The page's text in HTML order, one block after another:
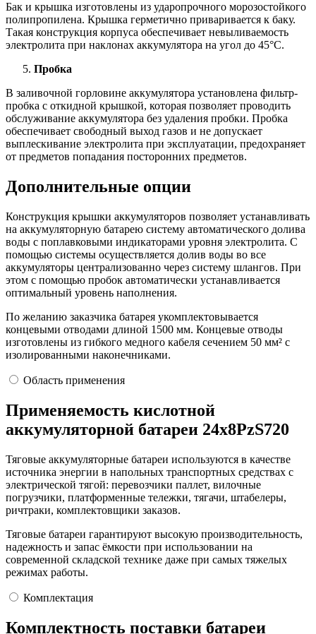
Бак и крышка изготовлены из ударопрочного морозостойкого
полипропилена. Крышка герметично приваривается к баку.
Такая конструкция корпуса обеспечивает невыливаемость
электролита при наклонах аккумулятора на угол до 45°С.
Пробка
В заливочной горловине аккумулятора установлена фильтр-
пробка с откидной крышкой, которая позволяет проводить
обслуживание аккумулятора без удаления пробки. Пробка
обеспечивает свободный выход газов и не допускает
выплескивание электролита при эксплуатации, предохраняет
от предметов попадания посторонних предметов.
Дополнительные опции
Конструкция крышки аккумуляторов позволяет устанавливать
на аккумуляторную батарею систему автоматического долива
воды с поплавковыми индикаторами уровня электролита. С
помощью системы осуществляется долив воды во все
аккумуляторы централизованно через систему шлангов. При
этом с помощью пробок автоматически устанавливается
оптимальный уровень наполнения.
По желанию заказчика батарея укомплектовывается
концевыми отводами длиной 1500 мм. Концевые отводы
изготовлены из гибкого медного кабеля сечением 50 мм² с
изолированными наконечниками.
Область применения
Применяемость кислотной
аккумуляторной батареи 24х8PzS720
Тяговые аккумуляторные батареи используются в качестве
источника энергии в напольных транспортных средствах с
электрической тягой: перевозчики паллет, вилочные
погрузчики, платформенные тележки, тягачи, штабелеры,
ричтраки, комплектовщики заказов.
Тяговые батареи гарантируют высокую производительность,
надежность и запас ёмкости при использовании на
современной складской технике даже при самых тяжелых
режимах работы.
Комплектация
Комплектность поставки батареи